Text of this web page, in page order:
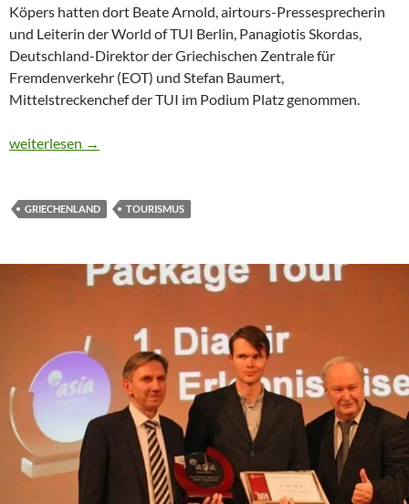
Köpers hatten dort Beate Arnold, airtours-Pressesprecherin
und Leiterin der World of TUI Berlin, Panagiotis Skordas,
Deutschland-Direktor der Griechischen Zentrale für
Fremdenverkehr (EOT) und Stefan Baumert,
Mittelstreckenchef der TUI im Podium Platz genommen.
CTOUR präsentiert: Griechenland-Tourismus auf dem Prüfstand
weiterlesen →
GRIECHENLAND TOURISMUS